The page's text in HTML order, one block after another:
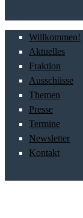
Willkommen!
Aktuelles
Fraktion
Ausschüsse
Themen
Presse
Termine
Newsletter
Kontakt